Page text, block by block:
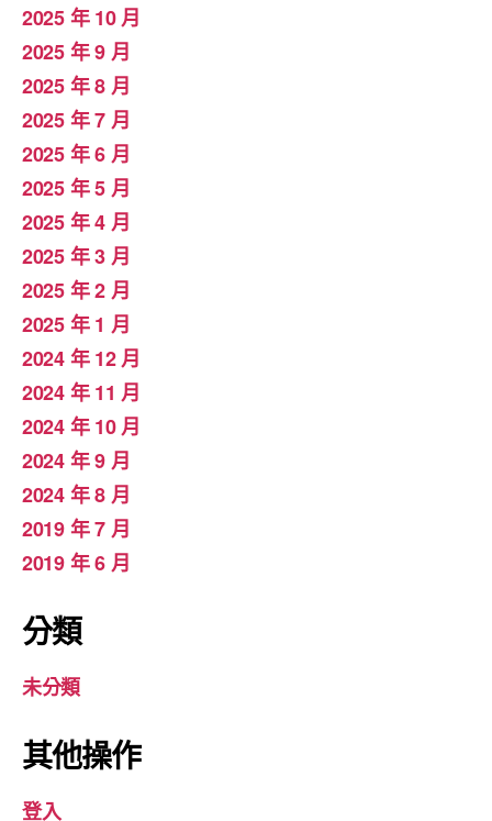
2025 年 10 月
2025 年 9 月
2025 年 8 月
2025 年 7 月
2025 年 6 月
2025 年 5 月
2025 年 4 月
2025 年 3 月
2025 年 2 月
2025 年 1 月
2024 年 12 月
2024 年 11 月
2024 年 10 月
2024 年 9 月
2024 年 8 月
2019 年 7 月
2019 年 6 月
分類
未分類
其他操作
登入